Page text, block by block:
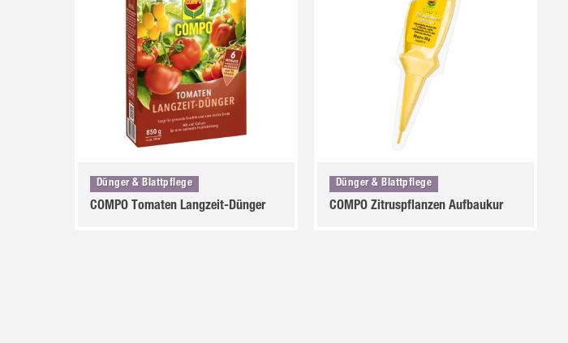
Dünger & Blattpflege
COMPO Tomaten Langzeit-Dünger
Dünger & Blattpflege
COMPO Zitruspflanzen Aufbaukur